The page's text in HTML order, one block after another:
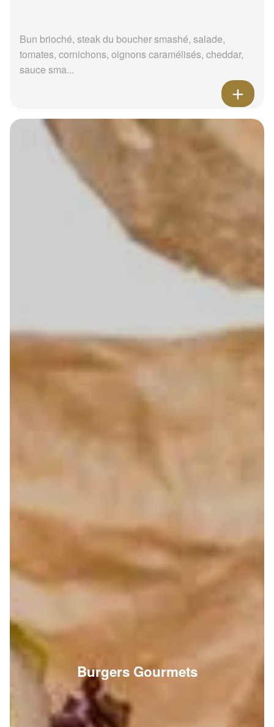
Bun brioché, steak du boucher smashé, salade,
tomates, cornichons, oignons caramélisés, cheddar,
sauce sma...
Burgers Gourmets